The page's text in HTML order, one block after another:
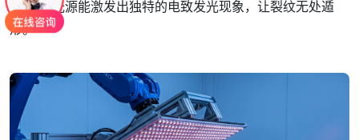
800nm 光源能激发出独特的电致发光现象，让裂纹无处遁
形。